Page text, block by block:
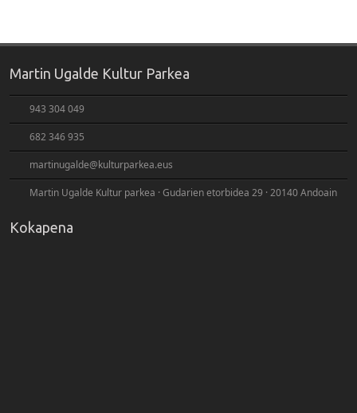
Martin Ugalde Kultur Parkea
943 304 049
682 346 935
martinugalde@kulturparkea.eus
Martin Ugalde Kultur parkea · Gudarien etorbidea 29 · 20140 Andoain
Kokapena